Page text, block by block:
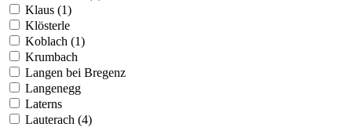
Klaus (1)
Klösterle
Koblach (1)
Krumbach
Langen bei Bregenz
Langenegg
Laterns
Lauterach (4)